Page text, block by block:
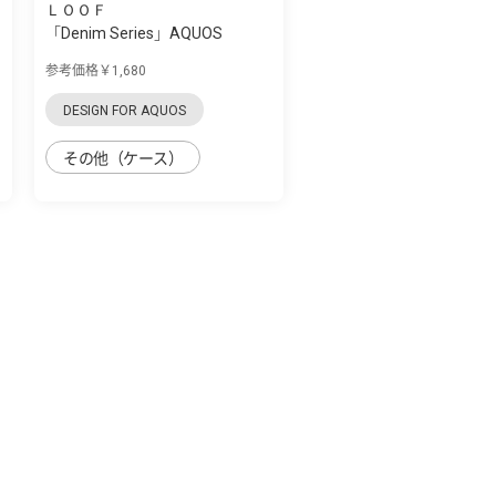
ＬＯＯＦ
「Denim Series」AQUOS
参考価格￥1,680
DESIGN FOR AQUOS
その他（ケース）